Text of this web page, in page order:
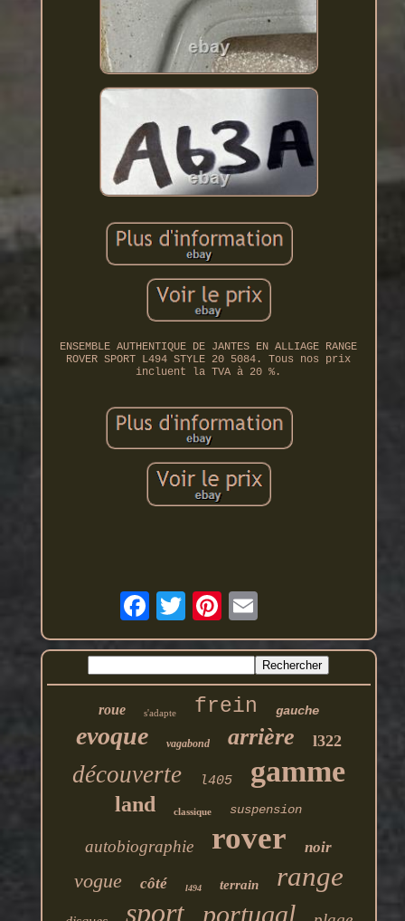
ENSEMBLE AUTHENTIQUE DE JANTES EN ALLIAGE RANGE
ROVER SPORT L494 STYLE 20 5084. Tous nos prix
incluent la TVA à 20 %.
roue s'adapte frein gauche
evoque vagabond arrière l322
découverte l405 gamme
land classique suspension
autobiographie rover noir
vogue côté l494 terrain range
sport portugal